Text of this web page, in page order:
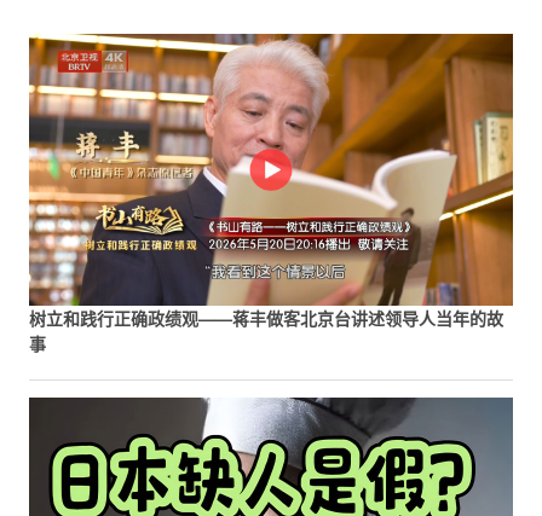
树立和践行正确政绩观——蒋丰做客北京台讲述领导人当年的故
事